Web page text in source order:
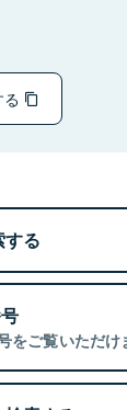
る
ご覧いただけ